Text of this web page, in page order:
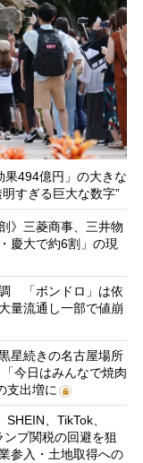
果494億円」の大きな
すぎる巨大な数字”
》三菱商事、三井物
慶大で約6割」の現
「ボンドロ」は依
量流通し一部で値崩
星続きの名古屋場所
今日はみんなで焼肉
支出増に
、TikTok、
プ関税の回避を狙
参入・土地取得への